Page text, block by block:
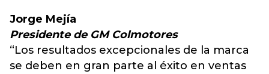
Jorge Mejía
Presidente de GM Colmotores
“Los resultados excepcionales de la marca
se deben en gran parte al éxito en ventas